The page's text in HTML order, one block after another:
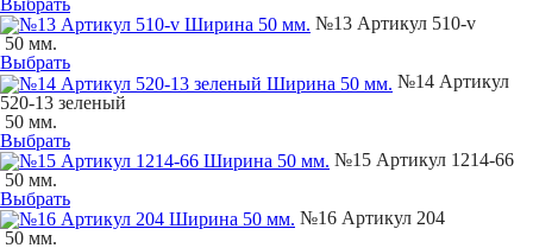
Выбрать
№13 Артикул 510-v
50 мм.
Выбрать
№14 Артикул
520-13 зеленый
50 мм.
Выбрать
№15 Артикул 1214-66
50 мм.
Выбрать
№16 Артикул 204
50 мм.